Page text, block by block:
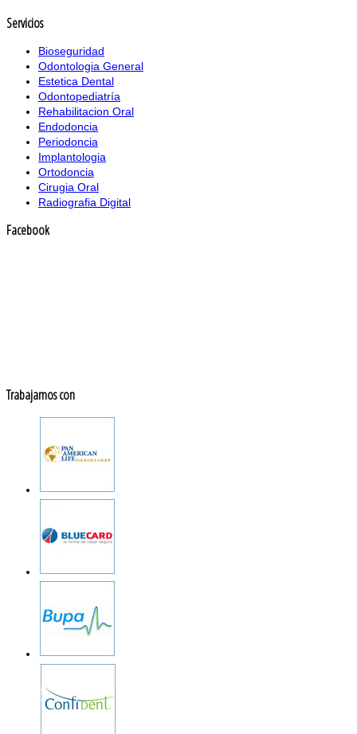
Servicios
Bioseguridad
Odontologia General
Estetica Dental
Odontopediatría
Rehabilitacion Oral
Endodoncia
Periodoncia
Implantologia
Ortodoncia
Cirugia Oral
Radiografia Digital
Facebook
Trabajamos con